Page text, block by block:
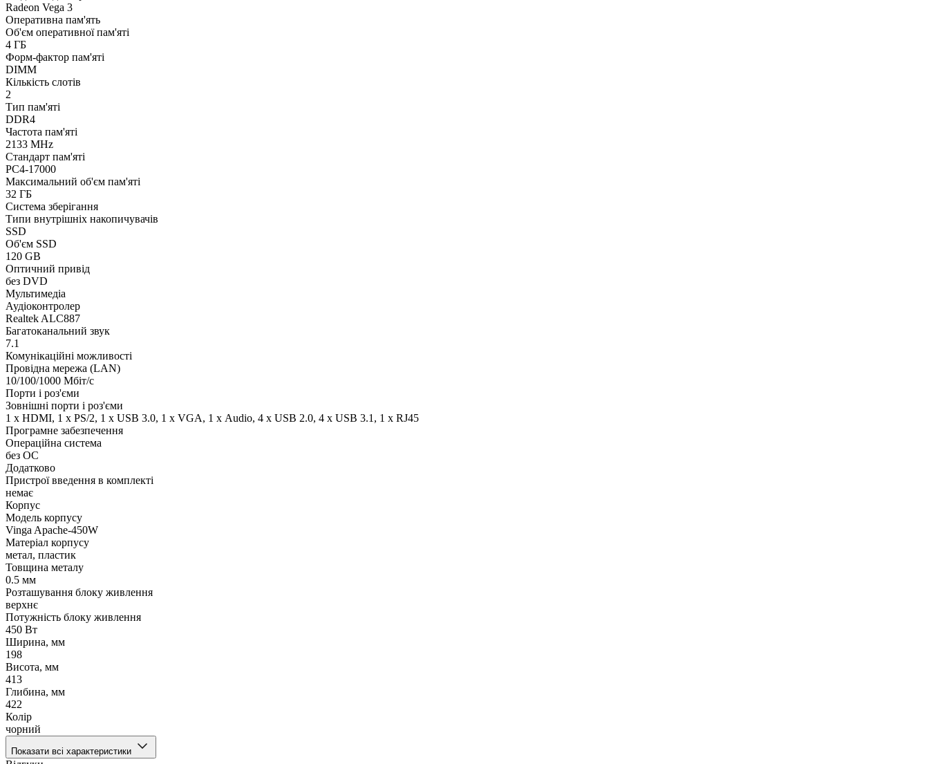
Radeon Vega 3
Оперативна пам'ять
Об'єм оперативної пам'яті
4 ГБ
Форм-фактор пам'яті
DIMM
Кількість слотів
2
Тип пам'яті
DDR4
Частота пам'яті
2133 MHz
Стандарт пам'яті
PC4-17000
Максимальний об'єм пам'яті
32 ГБ
Система зберігання
Типи внутрішніх накопичувачів
SSD
Об'єм SSD
120 GB
Оптичний привід
без DVD
Мультимедіа
Аудіоконтролер
Realtek ALC887
Багатоканальний звук
7.1
Комунікаційні можливості
Провідна мережа (LAN)
10/100/1000 Мбіт/с
Порти і роз'єми
Зовнішні порти і роз'єми
1 x HDMI, 1 x PS/2, 1 x USB 3.0, 1 x VGA, 1 х Audio, 4 x USB 2.0, 4 x USB 3.1, 1 x RJ45
Програмне забезпечення
Операційна система
без ОС
Додатково
Пристрої введення в комплекті
немає
Корпус
Модель корпусу
Vinga Apache-450W
Матеріал корпусу
метал, пластик
Товщина металу
0.5 мм
Розташування блоку живлення
верхнє
Потужність блоку живлення
450 Вт
Ширина, мм
198
Висота, мм
413
Глибина, мм
422
Колір
чорний
Показати всі характеристики